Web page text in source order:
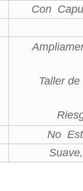
Con
Taller
No